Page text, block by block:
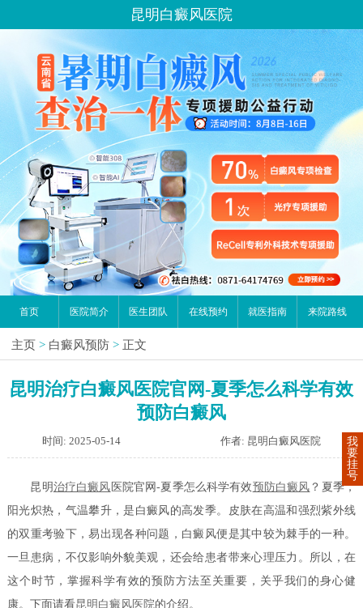
昆明白癜风医院
首页 医院简介 医生团队 在线预约 就医指南 来院路线
主页 > 白癜风预防 > 正文
昆明治疗白癜风医院官网-夏季怎么科学有效
预防白癜风
时间: 2025-05-14 作者: 昆明白癜风医院
昆明治疗白癜风 医院官网-夏季怎么科学有效预防白癜风 ？夏季，
阳光炽热，气温攀升，是白癜风的高发季。皮肤在高温和强烈紫外线
的双重考验下，易出现各种问题，白癜风便是其中较为棘手的一种。
一旦患病，不仅影响外貌美观，还会给患者带来心理压力。所以，在
这个时节，掌握科学有效的预防方法至关重要，关乎我们的身心健
康。下面请看昆明白癜风医院的介绍。
我
要
挂
号